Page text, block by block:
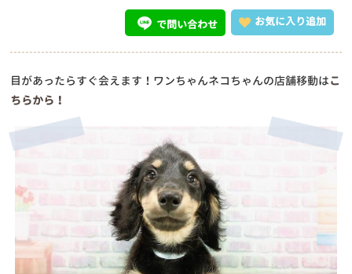
お気に入り追加
で問い合わせ
目があったらすぐ会えます！ワンちゃんネコちゃんの店舗移動はこ
ちらから！